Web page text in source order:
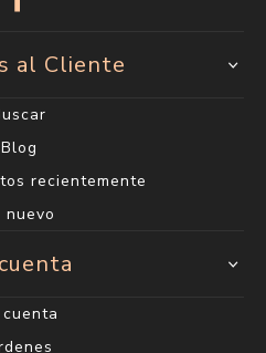
al Cliente
Blog
recientemente
nuevo